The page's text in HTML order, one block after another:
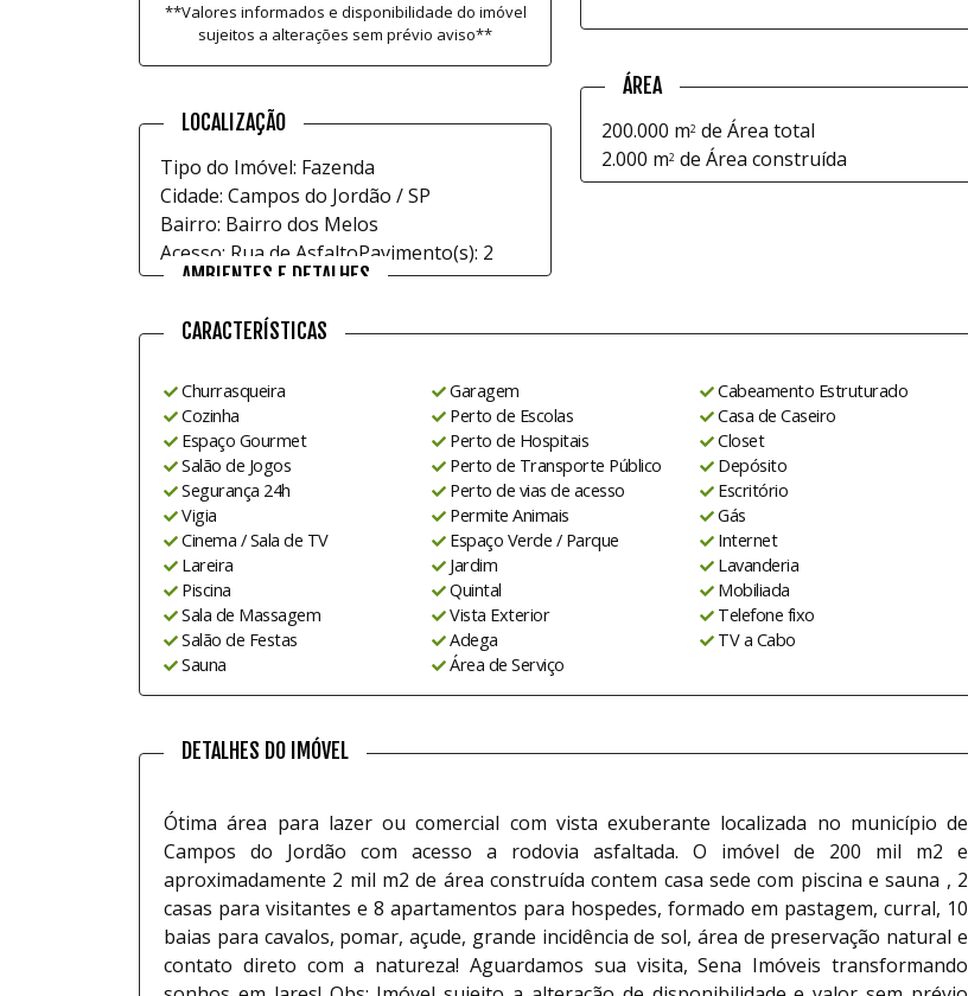
**Valores informados e disponibilidade do imóvel
sujeitos a alterações sem prévio aviso**
LOCALIZAÇÃO
Tipo do Imóvel: Fazenda
Cidade: Campos do Jordão / SP
Bairro: Bairro dos Melos
Acesso: Rua de AsfaltoPavimento(s): 2
AMBIENTES E DETALHES
ÁREA
200.000 m2 de Área total
2.000 m2 de Área construída
CARACTERÍSTICAS
Churrasqueira
Cozinha
Espaço Gourmet
Salão de Jogos
Segurança 24h
Vigia
Cinema / Sala de TV
Lareira
Piscina
Sala de Massagem
Salão de Festas
Sauna
Garagem
Perto de Escolas
Perto de Hospitais
Perto de Transporte Público
Perto de vias de acesso
Permite Animais
Espaço Verde / Parque
Jardim
Quintal
Vista Exterior
Adega
Área de Serviço
Cabeamento Estruturado
Casa de Caseiro
Closet
Depósito
Escritório
Gás
Internet
Lavanderia
Mobiliada
Telefone fixo
TV a Cabo
DETALHES DO IMÓVEL
Ótima área para lazer ou comercial com vista exuberante localizada no município de
Campos do Jordão com acesso a rodovia asfaltada. O imóvel de 200 mil m2 e
aproximadamente 2 mil m2 de área construída contem casa sede com piscina e sauna , 2
casas para visitantes e 8 apartamentos para hospedes, formado em pastagem, curral, 10
baias para cavalos, pomar, açude, grande incidência de sol, área de preservação natural e
contato direto com a natureza! Aguardamos sua visita, Sena Imóveis transformando
Alexandre Marcelo Sena